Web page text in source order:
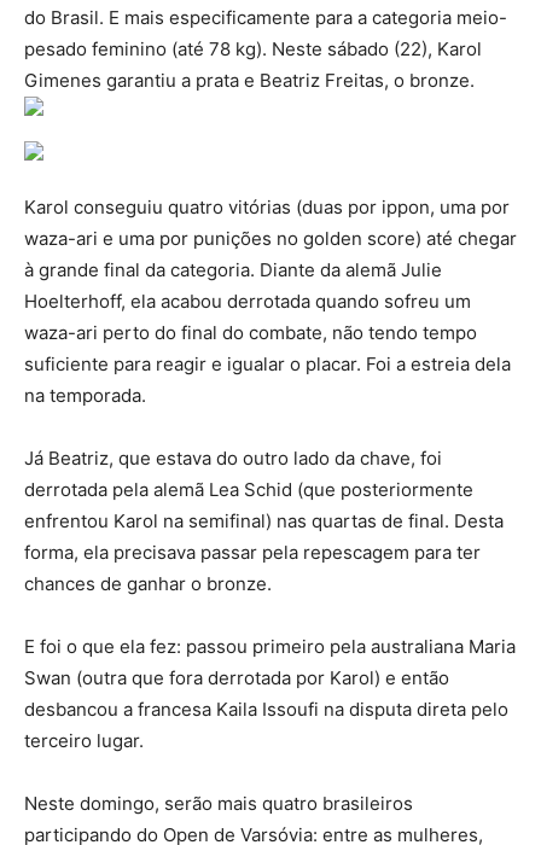
do Brasil. E mais especificamente para a categoria meio-
pesado feminino (até 78 kg). Neste sábado (22), Karol
Gimenes garantiu a prata e Beatriz Freitas, o bronze.
Karol conseguiu quatro vitórias (duas por ippon, uma por
waza-ari e uma por punições no golden score) até chegar
à grande final da categoria. Diante da alemã Julie
Hoelterhoff, ela acabou derrotada quando sofreu um
waza-ari perto do final do combate, não tendo tempo
suficiente para reagir e igualar o placar. Foi a estreia dela
na temporada.
Já Beatriz, que estava do outro lado da chave, foi
derrotada pela alemã Lea Schid (que posteriormente
enfrentou Karol na semifinal) nas quartas de final. Desta
forma, ela precisava passar pela repescagem para ter
chances de ganhar o bronze.
E foi o que ela fez: passou primeiro pela australiana Maria
Swan (outra que fora derrotada por Karol) e então
desbancou a francesa Kaila Issoufi na disputa direta pelo
terceiro lugar.
Neste domingo, serão mais quatro brasileiros
participando do Open de Varsóvia: entre as mulheres,